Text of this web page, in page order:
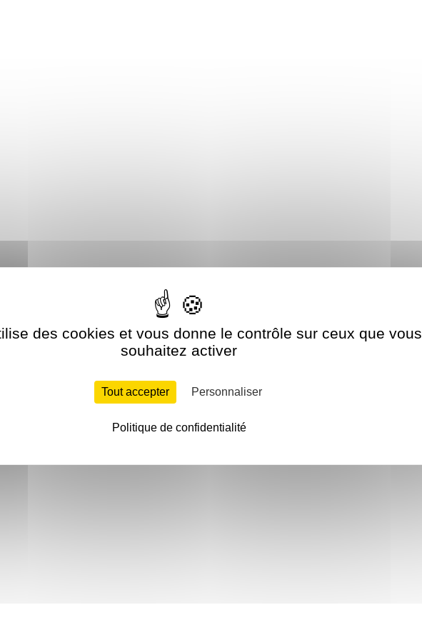
des cookies et vous donne le contrôle sur ceux que vous
souhaitez activer
Tout accepter Personnaliser
Politique de confidentialité